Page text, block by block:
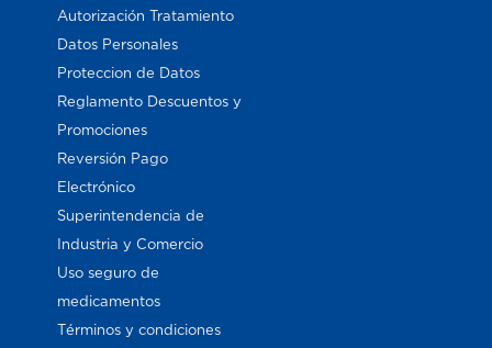
Autorización Tratamiento
Datos Personales
Proteccion de Datos
Reglamento Descuentos y
Promociones
Reversión Pago
Electrónico
Superintendencia de
Industria y Comercio
Uso seguro de
medicamentos
Términos y condiciones